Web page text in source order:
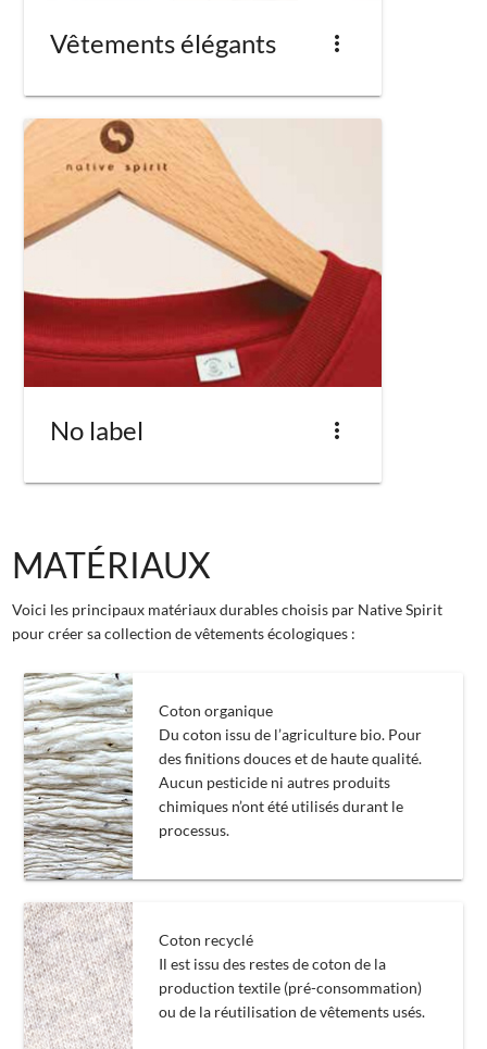
Vêtements élégants more_vert
No label more_vert
MATÉRIAUX
Voici les principaux matériaux durables choisis par Native Spirit
pour créer sa collection de vêtements écologiques :
Coton organique
Du coton issu de l’agriculture bio. Pour
des finitions douces et de haute qualité.
Aucun pesticide ni autres produits
chimiques n’ont été utilisés durant le
processus.
Coton recyclé
Il est issu des restes de coton de la
production textile (pré-consommation)
ou de la réutilisation de vêtements usés.